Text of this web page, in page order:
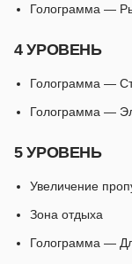
Голограмма —
4 УРОВЕНЬ
Голограмма —
Голограмма —
5 УРОВЕНЬ
Увеличение
Зона отдыха
Голограмма —